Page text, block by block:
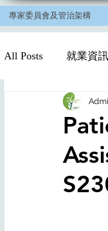
專家委員會及管治架構
All Posts 就業資訊